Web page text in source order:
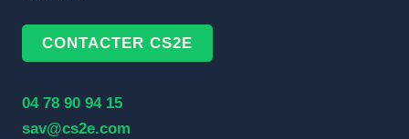
CONTACTER CS2E
04 78 90 94 15
sav@cs2e.com